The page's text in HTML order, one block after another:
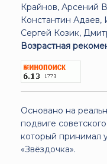
Крайнов, Арсений
Константин
Сергей Козик,
Возрастная
Основано на
подвиге
который принимал
«Звёздочка».